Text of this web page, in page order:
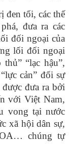
đen tối, các thế
đưa ra các
đối ngoại của
lối đối ngoại
“lạc hậu”,
cản” đối sự
đưa ra bởi
với Việt Nam,
vong tại nước
xã hội dân sự,
chúng tự